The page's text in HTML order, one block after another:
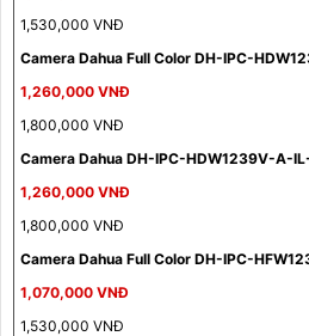
1,530,000 VNĐ
Camera Dahua Full Color DH-IPC-
1,260,000 VNĐ
1,800,000 VNĐ
Camera Dahua DH-IPC-HDW1239V-A-
1,260,000 VNĐ
1,800,000 VNĐ
Camera Dahua Full Color DH-IPC-
1,070,000 VNĐ
1,530,000 VNĐ